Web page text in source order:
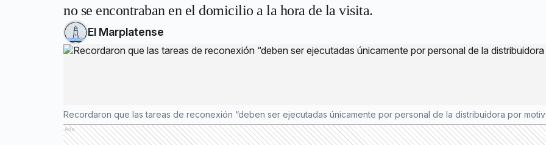
no se encontraban en el domicilio a la hora de la visita.
El Marplatense
Recordaron que las tareas de reconexión “deben ser ejecutadas únicamente por personal de la distribuidora por
Ads